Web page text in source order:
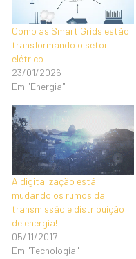
Como as Smart Grids estão
transformando o setor
elétrico
23/01/2026
Em "Energia"
A digitalização está
mudando os rumos da
transmissão e distribuição
de energia!
05/11/2017
Em "Tecnologia"